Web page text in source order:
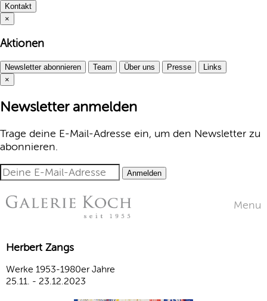
Kontakt
×
Aktionen
Newsletter abonnieren Team Über uns Presse
Links
×
Newsletter anmelden
Trage deine E-Mail-Adresse ein, um den Newsletter zu
abonnieren.
Anmelden
Menu
Herbert Zangs
Werke 1953-1980er Jahre
25.11. - 23.12.2023